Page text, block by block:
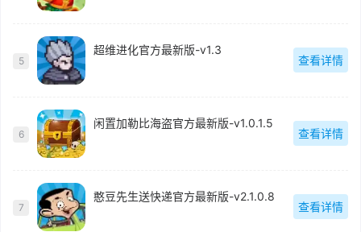
5
超维进化官方最新版-v1.3
查看详情
6
闲置加勒比海盗官方最新版-v1.0.1.5
查看详情
7
憨豆先生送快递官方最新版-v2.1.0.8
查看详情